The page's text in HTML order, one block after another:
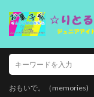
おもいで。（memories)